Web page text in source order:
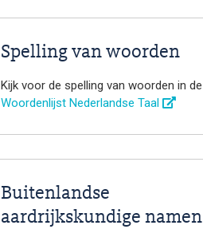
Spelling van woorden
Kijk voor de spelling van woorden in de
Woordenlijst Nederlandse Taal
Buitenlandse
aardrijkskundige namen